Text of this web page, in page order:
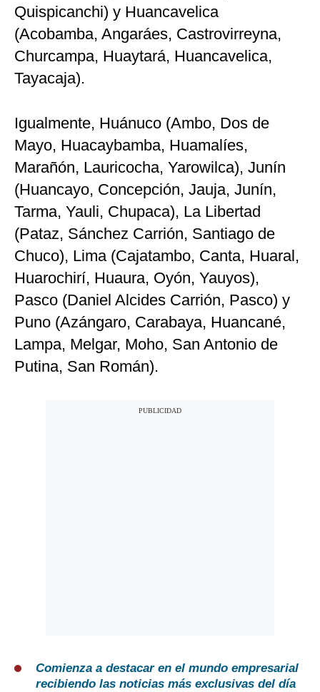
Quispicanchi) y Huancavelica
(Acobamba, Angaráes, Castrovirreyna,
Churcampa, Huaytará, Huancavelica,
Tayacaja).
Igualmente, Huánuco (Ambo, Dos de
Mayo, Huacaybamba, Huamalíes,
Marañón, Lauricocha, Yarowilca), Junín
(Huancayo, Concepción, Jauja, Junín,
Tarma, Yauli, Chupaca), La Libertad
(Pataz, Sánchez Carrión, Santiago de
Chuco), Lima (Cajatambo, Canta, Huaral,
Huarochirí, Huaura, Oyón, Yauyos),
Pasco (Daniel Alcides Carrión, Pasco) y
Puno (Azángaro, Carabaya, Huancané,
Lampa, Melgar, Moho, San Antonio de
Putina, San Román).
Comienza a destacar en el mundo empresarial
recibiendo las noticias más exclusivas del día